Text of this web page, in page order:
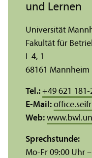
und Lernen
Universität
Fakultät für
L 4, 1
68161 Mannheim
Tel.: +49 621 181-
E-Mail:
Web:
Sprechstunde:
Mo-Fr 09:00 Uhr